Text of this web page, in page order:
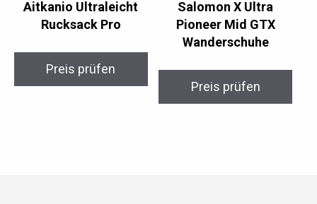
Aitkanio Ultraleicht
Rucksack Pro
Preis prüfen
Salomon X Ultra
Pioneer Mid GTX
Wanderschuhe
Preis prüfen